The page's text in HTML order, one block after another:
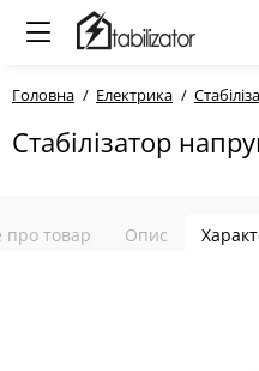
Головна Електрика
Стабілізатор
про товар Опис